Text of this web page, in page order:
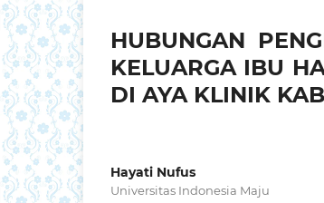
HUBUNGAN
KELUARGA IBU
DI AYA KLINIK
Hayati Nufus
Universitas Indonesia Maju